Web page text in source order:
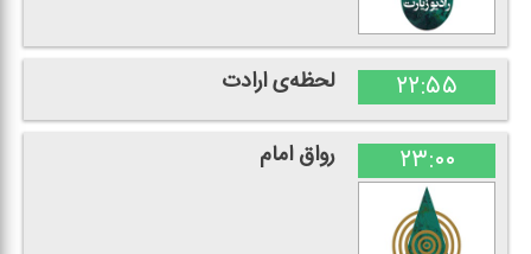
۲۲:۵۵ لحظه‌ی ارادت
۲۳:۰۰ رواق امام